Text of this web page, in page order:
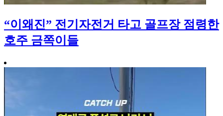
“이왜진” 전기자전거 타고 골프장 점령한
호주 금쪽이들